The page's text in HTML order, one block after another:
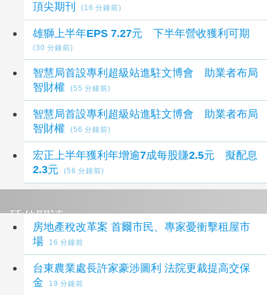
頂尖期刊
(16 分鐘前)
雄獅上半年EPS 7.27元 下半年營收獲利可期
(30 分鐘前)
智慧局首設專利超級站進駐文博會 助業者布局
智財權
(55 分鐘前)
智慧局首設專利超級站進駐文博會 助業者布局
智財權
(56 分鐘前)
宏正上半年獲利年增逾7成每股賺2.5元 擬配息
2.3元
(56 分鐘前)
延伸閱讀
房地產稅改革案 首爾市民、專家憂衝擊租屋市
場
16 分鐘前
台東農業處長許家豪涉圖利 法院更裁提高交保
金
19 分鐘前